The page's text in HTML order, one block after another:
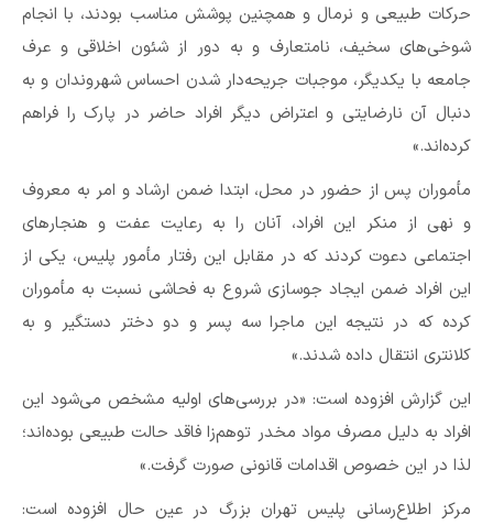
حرکات طبیعی و نرمال و همچنین پوشش مناسب بودند، با انجام
شوخی‌های سخیف، نامتعارف و به دور از شئون اخلاقی و عرف
جامعه با یکدیگر، موجبات جریحه‌دار شدن احساس شهروندان و به
دنبال آن نارضایتی و اعتراض دیگر افراد حاضر در پارک را فراهم
کرده‌اند.»
مأموران پس از حضور در محل، ابتدا ضمن ارشاد و امر به معروف
و نهی از منکر این افراد، آنان را به رعایت عفت و هنجارهای
اجتماعی دعوت کردند که در مقابل این رفتار مأمور پلیس، یکی از
این افراد ضمن ایجاد جوسازی شروع به فحاشی نسبت به مأموران
کرده که در نتیجه این ماجرا سه پسر و دو دختر دستگیر و به
کلانتری انتقال داده شدند.»
این گزارش افزوده است: «در بررسی‌های اولیه مشخص می‌شود این
افراد به دلیل مصرف مواد مخدر توهم‌زا فاقد حالت طبیعی بوده‌اند؛
لذا در این خصوص اقدامات قانونی صورت گرفت.»
مرکز اطلاع‌رسانی پلیس تهران بزرگ در عین حال افزوده است: